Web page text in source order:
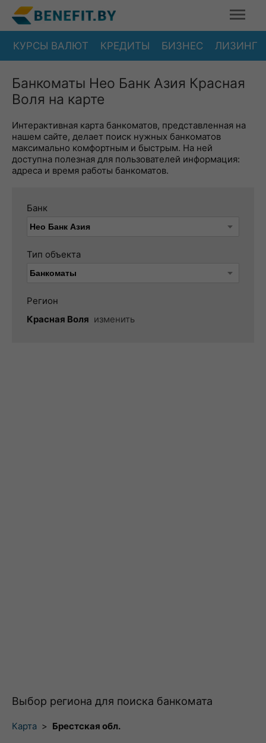
КУРСЫ ВАЛЮТ КРЕДИТЫ БИЗНЕС ЛИЗИНГ
Банкоматы Нео Банк Азия Красная
Воля на карте
Интерактивная карта банкоматов, представленная на
нашем сайте, делает поиск нужных банкоматов
максимально комфортным и быстрым. На ней
доступна полезная для пользователей информация:
адреса и время работы банкоматов.
Банк
Тип объекта
Регион
Красная Воля изменить
Выбор региона для поиска банкомата
Карта > Брестская обл.